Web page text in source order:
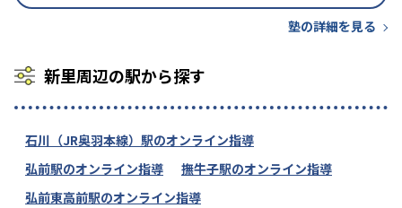
塾の詳細を見る
新里周辺の駅から探す
石川（JR奥羽本線）駅のオンライン指導
弘前駅のオンライン指導
撫牛子駅のオンライン指導
弘前東高前駅のオンライン指導